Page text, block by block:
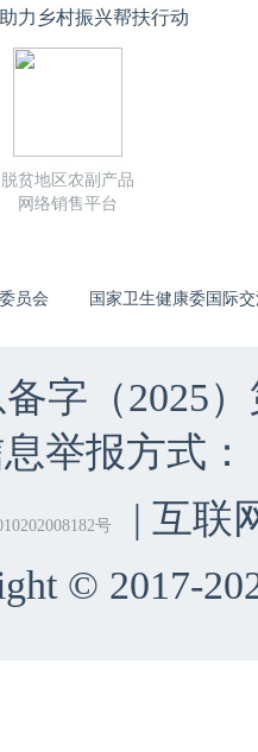
助力乡村振兴帮扶行动
脱贫地区农副产品
网络销售平台
员会 国家卫生健康委国际
字（2025
举报方式：
号
| 互联
© 2017-